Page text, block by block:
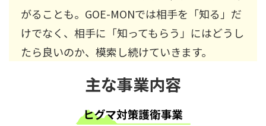
がることも。GOE-MONでは相手を「知る」だ
けでなく、相手に「知ってもらう」にはどうし
たら良いのか、模索し続けていきます。
主な事業内容